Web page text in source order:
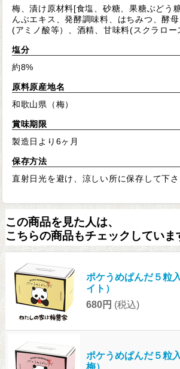
梅、漬け原材料[食塩、砂糖、果糖ぶどう
んぶエキス、発酵調味料、はちみつ、酵
(アミノ酸等）、酒精、甘味料(スクラロ
塩分
約8%
原料原産地名
和歌山県（梅）
賞味期限
製造日より6ヶ月
保存方法
直射日光を避け、涼しい所に保存して下さ
この商品を見た人は、
こちらの商品もチェックしていま
ポケうめぱんだ５粒
イト）
680円 (税込)
ポケうめぱんだ５粒
梅）